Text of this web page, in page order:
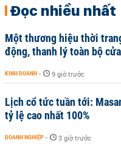
Đọc nhiều nhất
Một thương hiệu thời
động, thanh lý toàn bộ
KINH DOANH - 9 giờ trước
Lịch cổ tức tuần tới:
tỷ lệ cao nhất 100%
DOANH NGHIỆP - 3 giờ trước